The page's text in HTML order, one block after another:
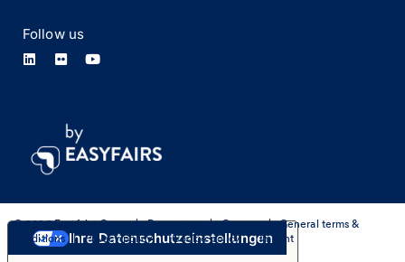
Follow us
© 2026 Easyfairs Group|Press room|Careers|General terms &
conditions |Privacy policy|Cookie policy|Imprint
Ihre Datenschutzeinstellungen